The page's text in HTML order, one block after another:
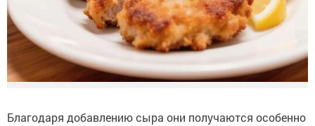
Благодаря добавлению сыра они получаются особенно